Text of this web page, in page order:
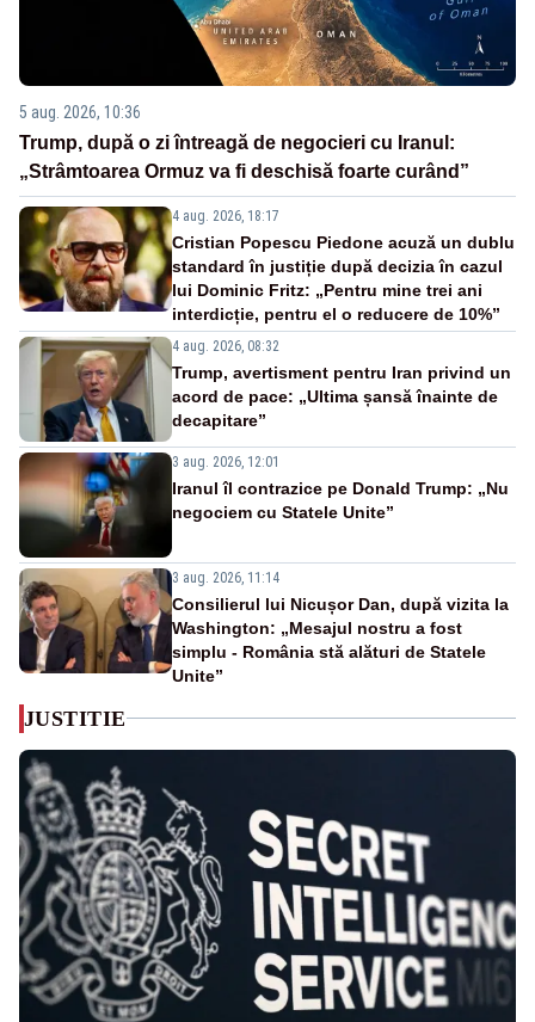
5 aug. 2026, 10:36
Trump, după o zi întreagă de negocieri cu Iranul:
„Strâmtoarea Ormuz va fi deschisă foarte curând”
4 aug. 2026, 18:17
Cristian Popescu Piedone acuză un dublu
standard în justiție după decizia în cazul
lui Dominic Fritz: „Pentru mine trei ani
interdicție, pentru el o reducere de 10%”
4 aug. 2026, 08:32
Trump, avertisment pentru Iran privind un
acord de pace: „Ultima șansă înainte de
decapitare”
3 aug. 2026, 12:01
Iranul îl contrazice pe Donald Trump: „Nu
negociem cu Statele Unite”
3 aug. 2026, 11:14
Consilierul lui Nicușor Dan, după vizita la
Washington: „Mesajul nostru a fost
simplu - România stă alături de Statele
Unite”
JUSTITIE